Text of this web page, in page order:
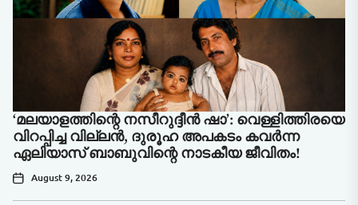
‘മലയാളത്തിന്റെ നസീറുദ്ദീൻ ഷാ’: വെള്ളിത്തിരയെ
വിറപ്പിച്ച വില്ലൻ, ദുരൂഹ അപകടം കവർന്ന
ഏലിയാസ് ബാബുവിന്റെ നാടകീയ ജീവിതം!
August 9, 2026